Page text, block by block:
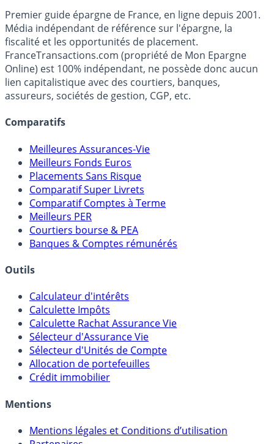
FranceTransactions.com
Premier guide épargne de France, en ligne depuis 2001.
Média indépendant de référence sur l'épargne, la
fiscalité et les opportunités de placement.
FranceTransactions.com (propriété de Mon Epargne
Online) est 100% indépendant, ne possède donc aucun
assureurs, sociétés de gestion, CGP, etc.
Comparatifs
Meilleures Assurances-Vie
Meilleurs Fonds Euros
Placements Sans Risque
Comparatif Super Livrets
Comparatif Comptes à Terme
Meilleurs PER
Banques & Comptes rémunérés
Outils
Calculateur d'intérêts
Calculette Impôts
Calculette Rachat Assurance Vie
Sélecteur d'Assurance Vie
Sélecteur d'Unités de Compte
Crédit immobilier
Mentions